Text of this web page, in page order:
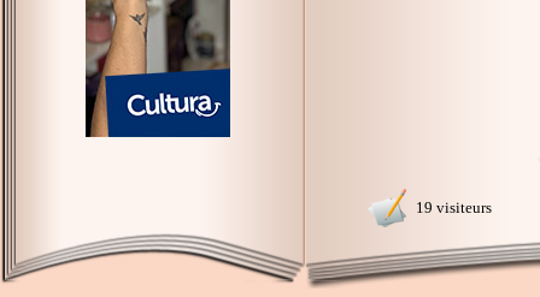
19 visiteurs